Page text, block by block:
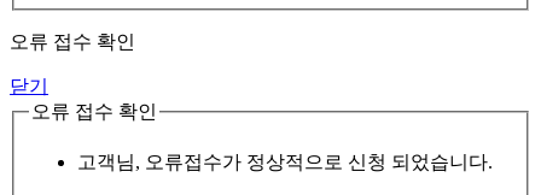
오류 접수 확인
닫기
오류 접수 확인
고객님, 오류접수가 정상적으로 신청 되었습니다.